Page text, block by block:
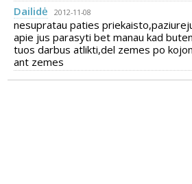
Dailidė
2012-11-08
nesupratau paties
apie jus parasyti bet manau kad
tuos darbus atlikti,del zemes po
ant zemes